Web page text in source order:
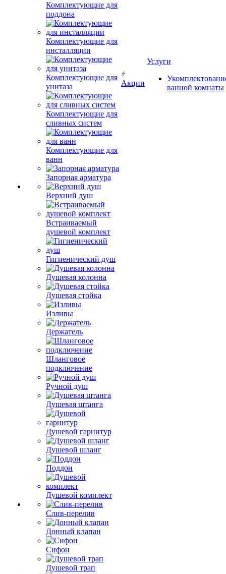
Комплектующие для
поддона
Комплектующие для
инсталляции
Комплектующие для
унитаза
Комплектующие для
сливных систем
Комплектующие для
ванн
Запорная арматура
Верхний душ
Встраиваемый
душевой комплект
Гигиенический душ
Душевая колонна
Душевая стойка
Изливы
Держатель
Шланговое
подключение
Ручной душ
Душевая штанга
Душевой гарнитур
Душевой шланг
Поддон
Душевой комплект
Слив-перелив
Донный клапан
Сифон
Душевой трап
Акции
Услуги
ванной комнаты